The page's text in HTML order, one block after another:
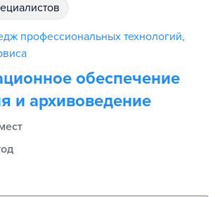
профессиональных технологий,
обеспечение
и архивоведение